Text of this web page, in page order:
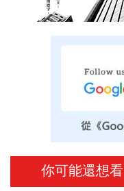
你可能還想看